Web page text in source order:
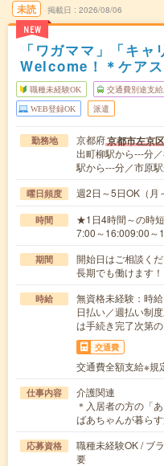
未読
NEW
掲載日 2026/08/06
「ワガママ」「キ
Welcome！＊ケア
職種未経験OK 交通費別途支給
WEB登録OK 派遣
勤務地 京都府京都市左京区
出町柳駅から---分
駅から---分／市原
曜日頻度 週2日～5日OK（
時間
★1日4時間～の時
7:00～16:009:00
期間
開始日はご相談く
長期でも働けます！
時給
無資格未経験：時
日払い／週払い制
は手続き完了次第の
交通費
交通費全額支給※規
仕事内容
介護関連
＊入居者の方の「
ばあちゃんが暮ら
応募資格
職種未経験OK / ブ
要